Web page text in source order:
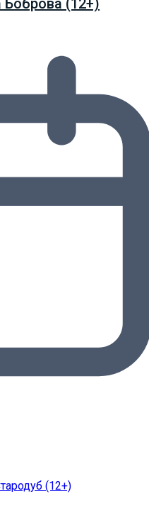
Боброва (12+)